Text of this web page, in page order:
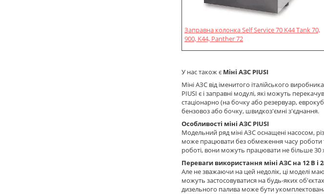
Заправна колонка Self Service 70 K44 Tank 70,
900, K44, Panther 72
У нас також є Міні АЗС PIUSI
Міні АЗС від іменитого італійського
PIUSI є і заправні модулі, які можуть
стаціонарно (на бочку або резервуар,
бензовоз або бочку, швидкоз'ємні з'єднання.
Особливості міні АЗС PIUSI
Модельний ряд міні АЗС оснащені насосом,
може працювати без обмеження часу роботи
роботі, вони можуть працювати не більше 30
Переваги використання міні АЗС на 12 В і
Але не зважаючи на цей недолік, ці моделі
можуть застосовуватися на будь-яких
дизельного палива може бути